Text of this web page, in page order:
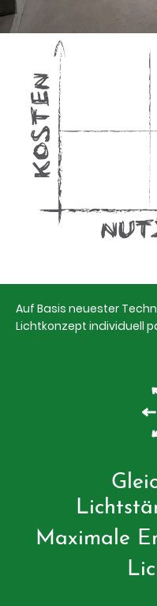
Auf Basis neuester
Lichtkonzept individuell
Maximale